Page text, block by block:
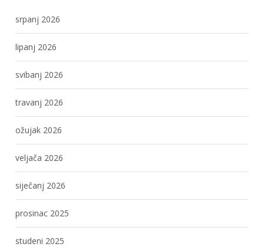
srpanj 2026
lipanj 2026
svibanj 2026
travanj 2026
ožujak 2026
veljača 2026
siječanj 2026
prosinac 2025
studeni 2025